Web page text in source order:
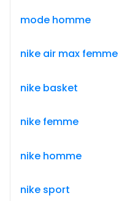
mode homme
nike air max femme
nike basket
nike femme
nike homme
nike sport